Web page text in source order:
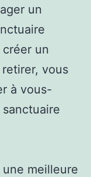
un
créer un
vous
à vous-
meilleure